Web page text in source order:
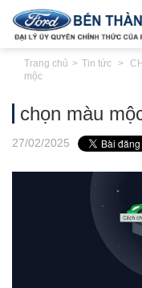
Trang chủ Tin tức
mộc
chọn màu
27/02/2025